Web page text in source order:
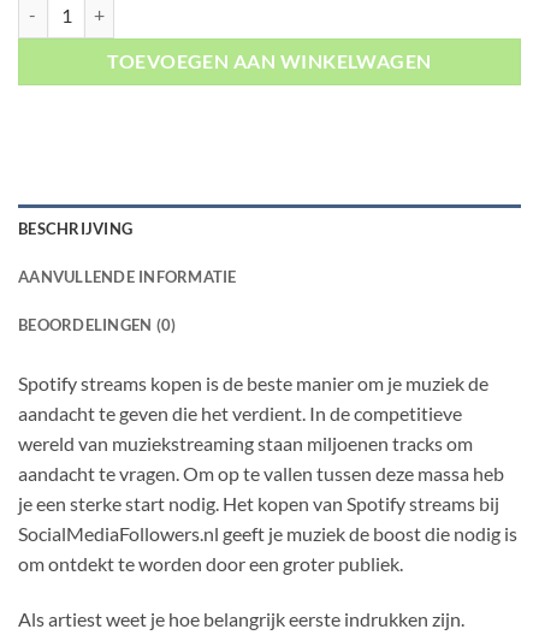
TOEVOEGEN AAN WINKELWAGEN
BESCHRIJVING
AANVULLENDE INFORMATIE
BEOORDELINGEN (0)
Spotify streams kopen is de beste manier om je muziek de
aandacht te geven die het verdient. In de competitieve
wereld van muziekstreaming staan miljoenen tracks om
aandacht te vragen. Om op te vallen tussen deze massa heb
je een sterke start nodig. Het kopen van Spotify streams bij
SocialMediaFollowers.nl geeft je muziek de boost die nodig is
om ontdekt te worden door een groter publiek.
Als artiest weet je hoe belangrijk eerste indrukken zijn.